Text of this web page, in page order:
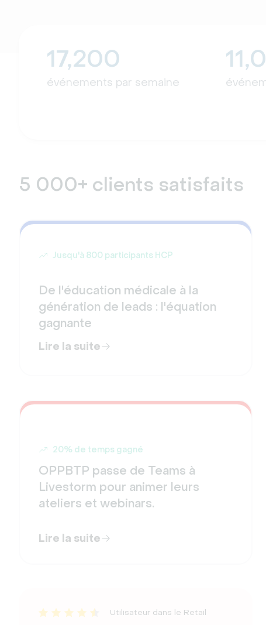
17,200
événements par semaine
5 000+ clients satisfaits
Jusqu'à 800 participants HCP
De l'éducation médicale à la
génération de leads : l'équation
gagnante
Lire la suite
20% de temps gagné
OPPBTP passe de Teams à
Livestorm pour animer leurs
ateliers et webinars.
Lire la suite
Utilisateur dans le Retail